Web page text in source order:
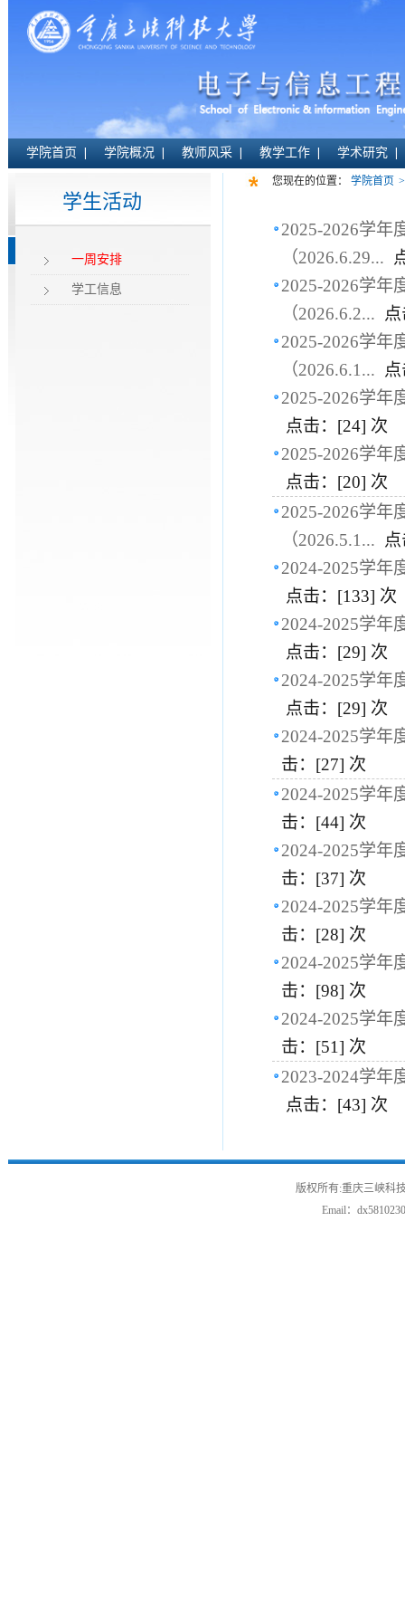
学院首页 学院概况 教师风采 教学工作 学术研究
学生活动
一周安排
学工信息
您现在的位置： 学院首页
2025-2026学年
（2026.6.29...
2025-2026学年
（2026.6.2...
2025-2026学年
（2026.6.1...
2025-2026学年
点击：[24] 次
2025-2026学年
点击：[20] 次
2025-2026学年
（2026.5.1...
2024-2025学年
点击：[133] 次
2024-2025学年
点击：[29] 次
2024-2025学年
点击：[29] 次
2024-2025学年
击：[27] 次
2024-2025学年
击：[44] 次
2024-2025学年
击：[37] 次
2024-2025学年
击：[28] 次
2024-2025学年
击：[98] 次
2024-2025学年
击：[51] 次
2023-2024学年
点击：[43] 次
版权所有:重庆三峡科
Email：